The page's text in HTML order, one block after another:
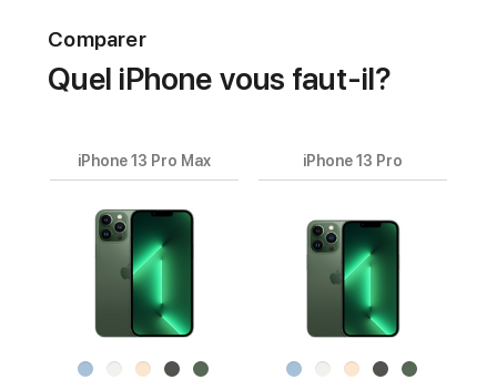
Comparer
Quel iPhone vous faut-il?
Nom
produit
iPhone 13 Pro
iPhone 13 Pro Max
Images